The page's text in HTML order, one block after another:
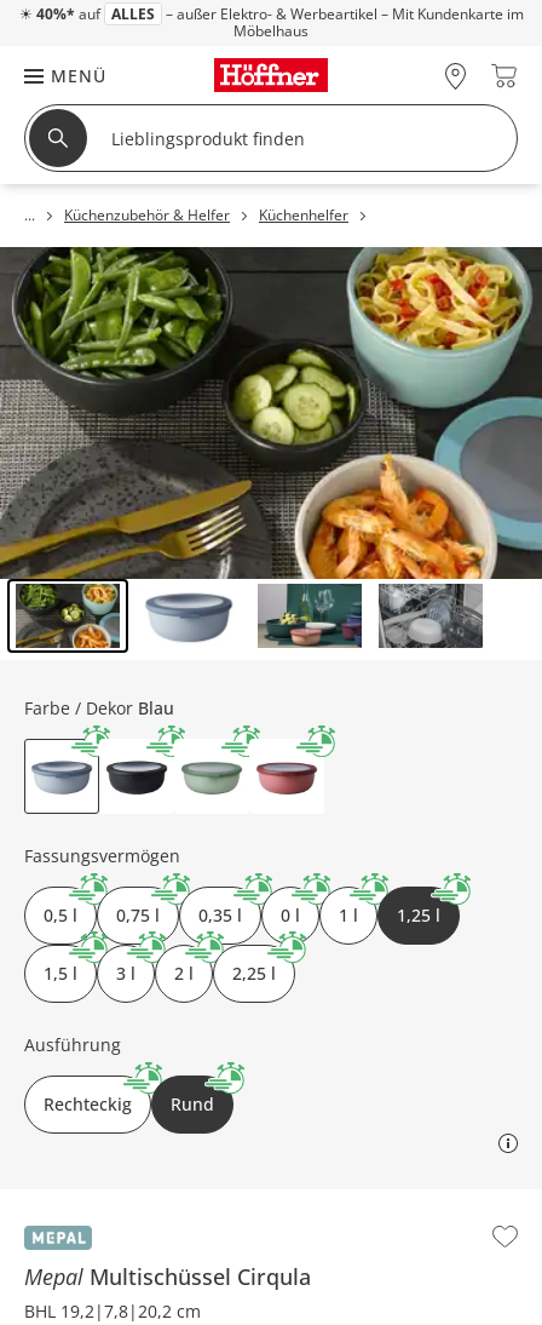
☀ 40%* auf ALLES – außer Elektro- & Werbeartikel – Mit Kundenkarte im
Möbelhaus
MENÜ
Küchenzubehör & Helfer Küchenhelfer
Mepal Multischüssel Cirqula
BHL 19,2|7,8|20,2 cm
Farbe / Dekor Blau
Fassungsvermögen
0,5 l 0,75 l 0,35 l 0 l 1 l 1,25 l
1,5 l 3 l 2 l 2,25 l
Ausführung
Rechteckig Rund